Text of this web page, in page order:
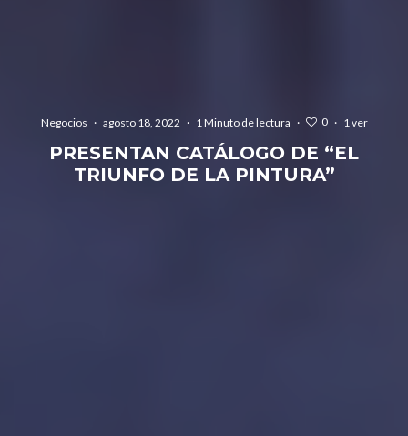
Negocios · agosto 18, 2022 · 1 Minuto de lectura · 0 · 1 ver
PRESENTAN CATÁLOGO DE “EL
TRIUNFO DE LA PINTURA”